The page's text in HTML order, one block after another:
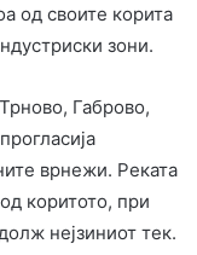
од своите корита
зони.
Габрово,
врнежи. Реката
коритото, при
нејзиниот тек.